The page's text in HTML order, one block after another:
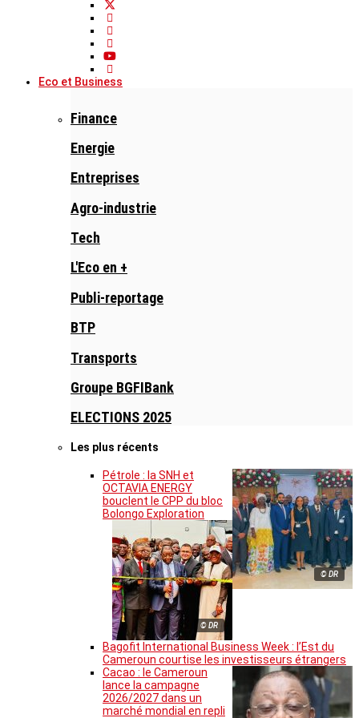
Eco et Business
Finance
Energie
Entreprises
Agro-industrie
Tech
L'Eco en +
Publi-reportage
BTP
Transports
Groupe BGFIBank
ELECTIONS 2025
Les plus récents
© DR
Pétrole : la SNH et
OCTAVIA ENERGY
bouclent le CPP du bloc
Bolongo Exploration
© DR
Bagofit International Business Week : l’Est du
Cameroun courtise les investisseurs étrangers
Cacao : le Cameroun
lance la campagne
2026/2027 dans un
marché mondial en repli